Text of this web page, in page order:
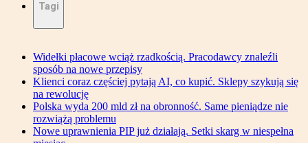
Tagi
Widełki płacowe wciąż rzadkością. Pracodawcy znaleźli
sposób na nowe przepisy
Klienci coraz częściej pytają AI, co kupić. Sklepy szykują się
na rewolucję
Polska wyda 200 mld zł na obronność. Same pieniądze nie
rozwiążą problemu
Nowe uprawnienia PIP już działają. Setki skarg w niespełna